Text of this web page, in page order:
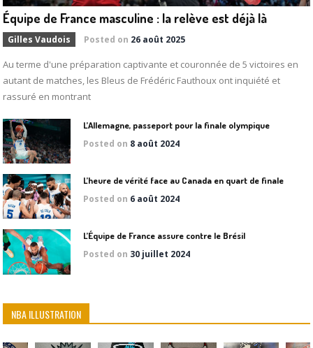
Équipe de France masculine : la relève est déjà là
Gilles Vaudois Posted on 26 août 2025
Au terme d'une préparation captivante et couronnée de 5 victoires en
autant de matches, les Bleus de Frédéric Fauthoux ont inquiété et
rassuré en montrant
L’Allemagne, passeport pour la finale olympique
Posted on 8 août 2024
L’heure de vérité face au Canada en quart de finale
Posted on 6 août 2024
L’Équipe de France assure contre le Brésil
Posted on 30 juillet 2024
NBA ILLUSTRATION